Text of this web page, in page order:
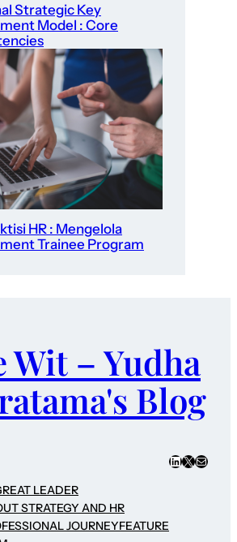
Strategic Key
Model : Core
HR : Mengelola
Trainee Program
Wit – Yudha
Blog
LinkedIn
X Mail
LEADER
STRATEGY AND HR
JOURNEYFEATURE